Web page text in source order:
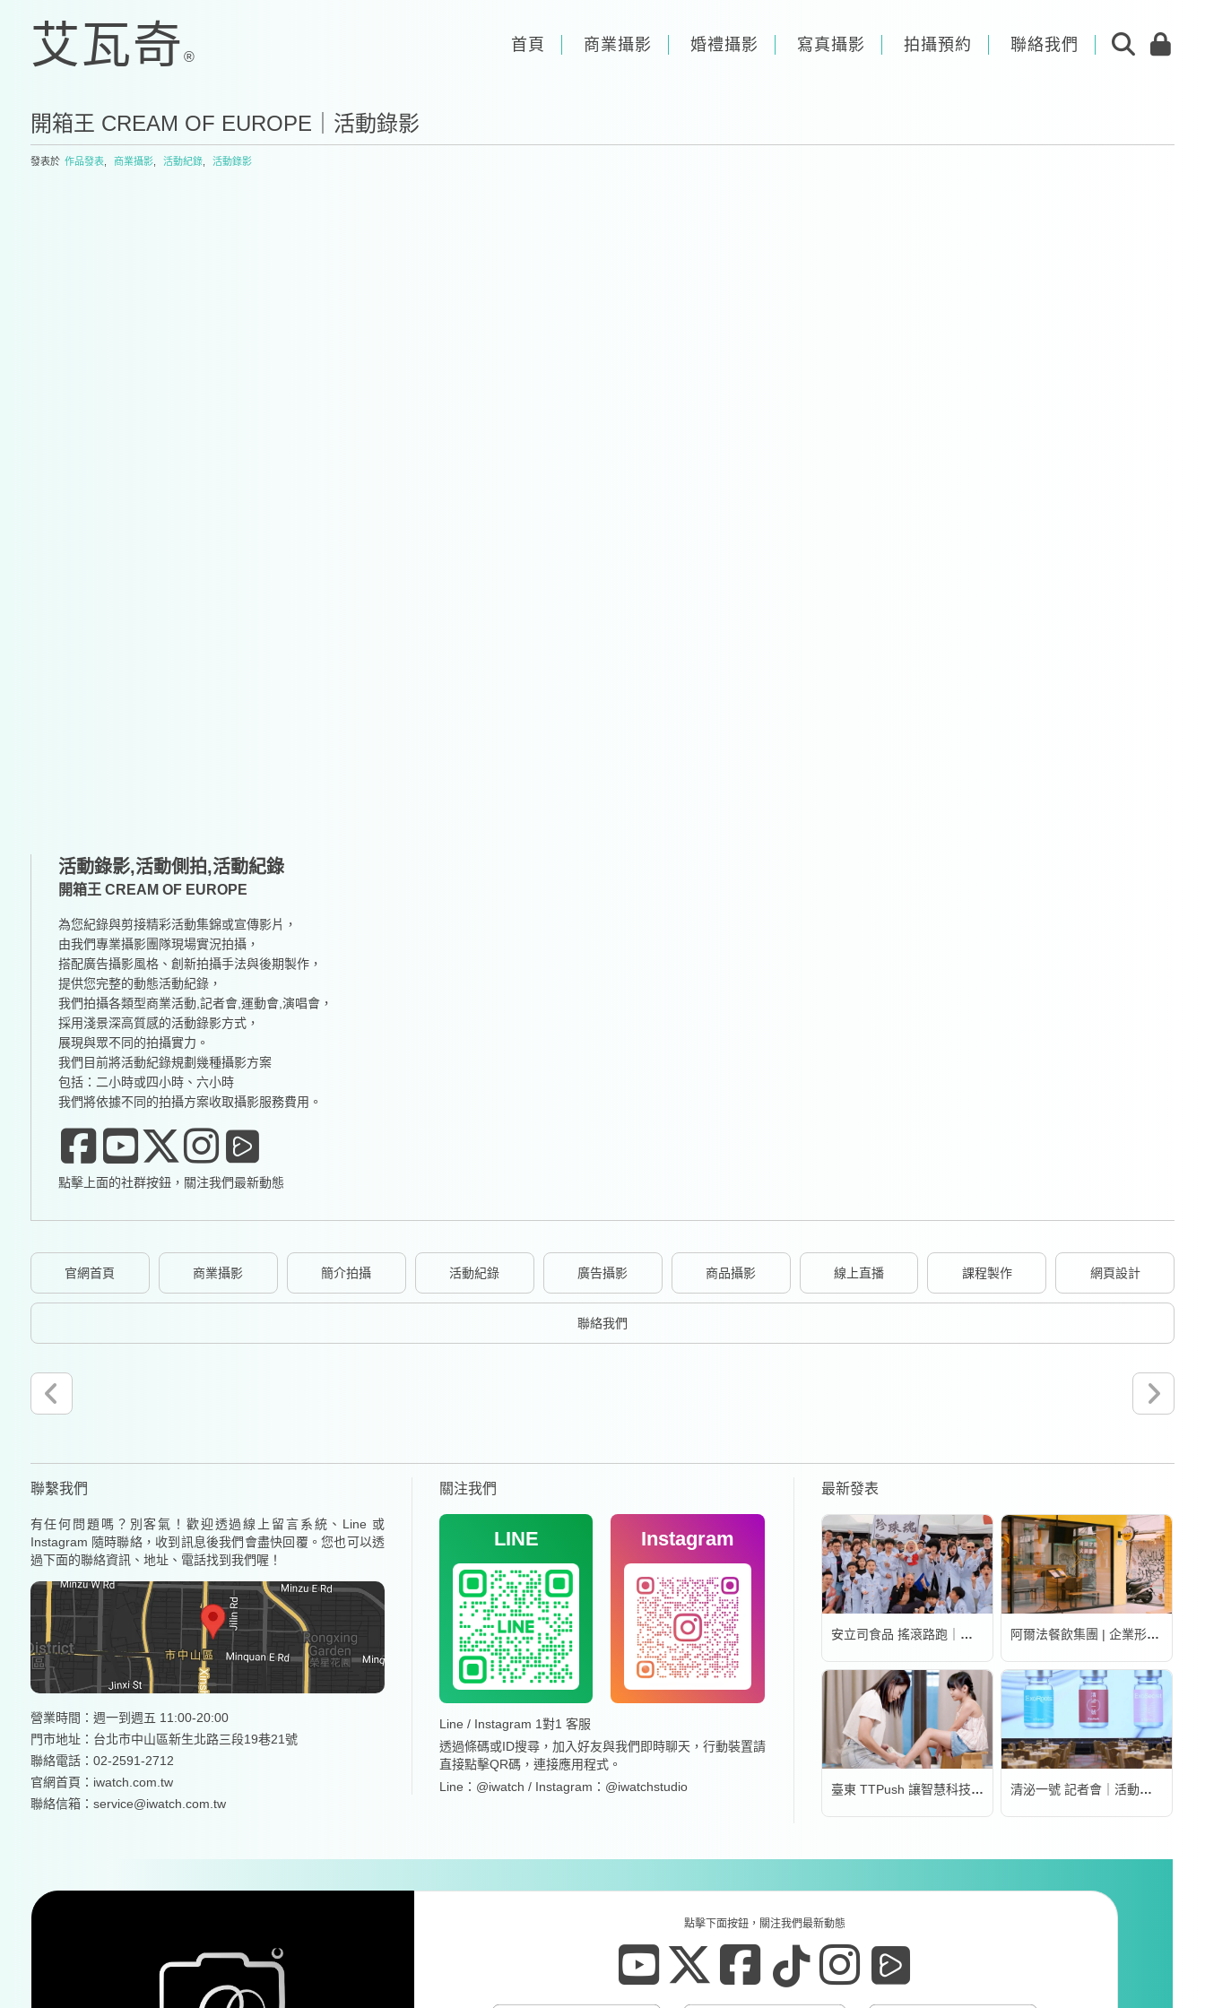
首頁 商業攝影 婚禮攝影 寫真攝影 拍攝預約 聯絡我們
開箱王 CREAM OF EUROPE｜活動錄影
發表於 作品發表, 商業攝影, 活動紀錄, 活動錄影
活動錄影,活動側拍,活動紀錄
開箱王 CREAM OF EUROPE
為您紀錄與剪接精彩活動集錦或宣傳影片，
由我們專業攝影團隊現場實況拍攝，
搭配廣告攝影風格、創新拍攝手法與後期製作，
提供您完整的動態活動紀錄，
我們拍攝各類型商業活動,記者會,運動會,演唱會，
採用淺景深高質感的活動錄影方式，
展現與眾不同的拍攝實力。
我們目前將活動紀錄規劃幾種攝影方案
包括：二小時或四小時、六小時
我們將依據不同的拍攝方案收取攝影服務費用。
點擊上面的社群按鈕，關注我們最新動態
官網首頁 商業攝影 簡介拍攝 活動紀錄 廣告攝影 商品攝影 線上直播 課程製作 網頁設計
聯絡我們
聯繫我們
有任何問題嗎？別客氣！歡迎透過線上留言系統、Line 或
Instagram 隨時聯絡，收到訊息後我們會盡快回覆。您也可以透
過下面的聯絡資訊、地址、電話找到我們喔！
營業時間：週一到週五 11:00-20:00
門市地址：台北市中山區新生北路三段19巷21號
聯絡電話：02-2591-2712
官網首頁： iwatch.com.tw
聯絡信箱：service@iwatch.com.tw
關注我們
LINE Instagram
Line / Instagram 1對1 客服
透過條碼或ID搜尋，加入好友與我們即時聊天，行動裝置請
直接點擊QR碼，連接應用程式。
Line：@iwatch / Instagram：@iwatchstudio
最新發表
安立司食品 搖滾路跑｜活動錄影 阿爾法餐飲集團 | 企業形象宣傳片
臺東 TTPush 讓智慧科技更有溫度 | 形象影片 清泌一號 記者會｜活動錄影
點擊下面按鈕，關注我們最新動態